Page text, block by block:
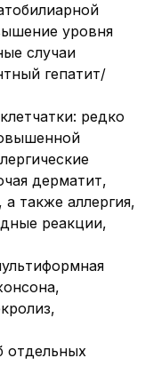
уровня
случаи
гепатит/
редко
дерматит,
также аллергия,
реакции,
отдельных